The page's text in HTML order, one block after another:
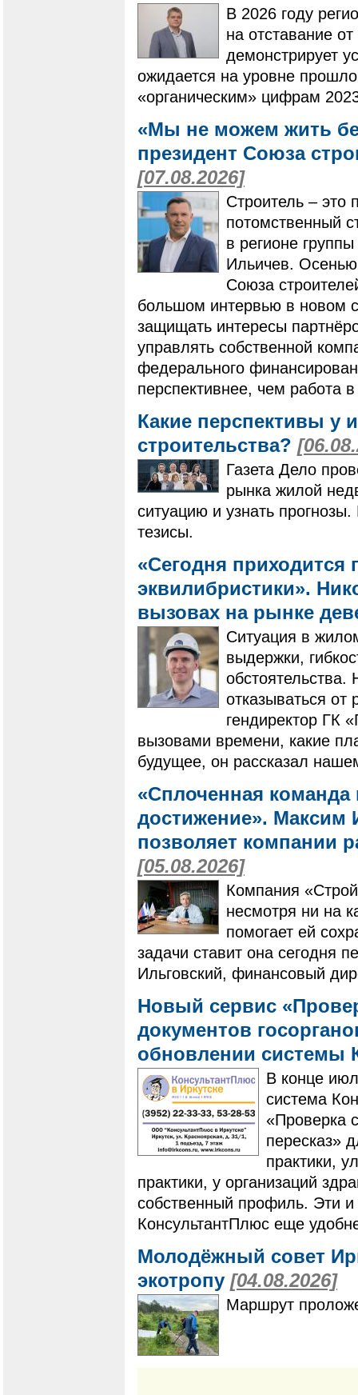
В 2026 году
на отставание
демонстрирует
ожидается на уровне
«органическим» цифрам
«Мы не можем жить
президент Союза
[07.08.2026]
Строитель – это
потомственный
в регионе
Ильичев.
Союза
большом интервью в новом
защищать интересы
управлять собственной
федерального
перспективнее, чем работа в
Какие перспективы у
строительства?
Газета Дело
рынка жилой
ситуацию и узнать
тезисы.
«Сегодня приходится
эквилибристики».
вызовах на рынке
Ситуация в
выдержки,
обстоятельства.
отказываться от
гендиректор ГК
вызовами времени, какие
будущее, он рассказал
«Сплоченная
достижение». Максим
позволяет компании
[05.08.2026]
Компания
несмотря ни на
помогает ей
задачи ставит она сегодня
Ильговский, финансовый
Новый сервис
документов
обновлении системы
В конце
система
«Проверка
пересказ»
практики,
практики, у организаций
собственный профиль. Эти
КонсультантПлюс еще
Молодёжный совет
экотропу [04.08.2026]
Маршрут